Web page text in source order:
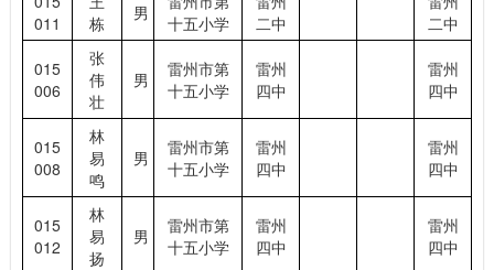
011
栋
男
十五小学
二中
二中
015
006
张
伟
壮
男
雷州市第
十五小学
雷州
四中
雷州
四中
015
008
林
易
鸣
男
雷州市第
十五小学
雷州
四中
雷州
四中
015
012
林
易
扬
男
雷州市第
十五小学
雷州
四中
雷州
四中